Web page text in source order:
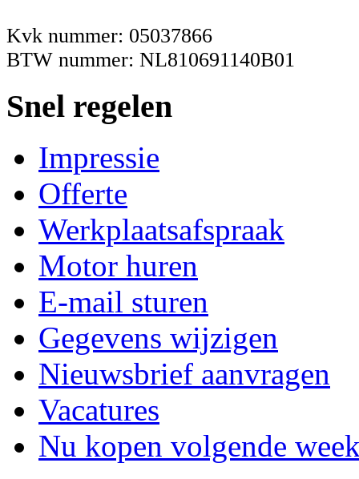
Kvk nummer: 05037866
BTW nummer: NL810691140B01
Snel regelen
Impressie
Offerte
Werkplaatsafspraak
Motor huren
E-mail sturen
Gegevens wijzigen
Nieuwsbrief aanvragen
Vacatures
Nu kopen volgende